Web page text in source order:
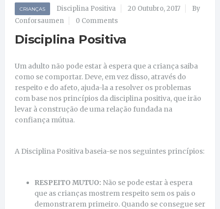
CRIANÇAS Disciplina Positiva 20 Outubro, 2017
By
Conforsaumen
0 Comments
Disciplina Positiva
Um adulto não pode estar à espera que a criança saiba
como se comportar. Deve, em vez disso, através do
respeito e do afeto, ajuda-la a resolver os problemas
com base nos princípios da disciplina positiva, que irão
levar à construção de uma relação fundada na
confiança mútua.
A Disciplina Positiva baseia-se nos seguintes princípios:
RESPEITO MUTUO: Não se pode estar à espera
que as crianças mostrem respeito sem os pais o
demonstrarem primeiro. Quando se consegue ser